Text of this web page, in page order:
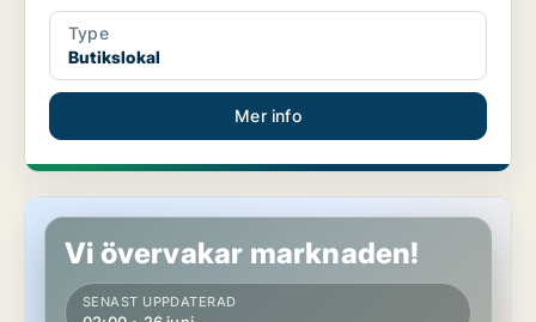
Type
Butikslokal
Mer info
Butikslokal på Södermalm
Vi övervakar marknaden!
SENAST UPPDATERAD